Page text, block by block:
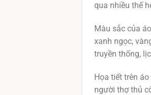
qua nhiều thế
Màu sắc của
xanh ngọc,
truyền thống,
Họa tiết trên
người thợ thủ